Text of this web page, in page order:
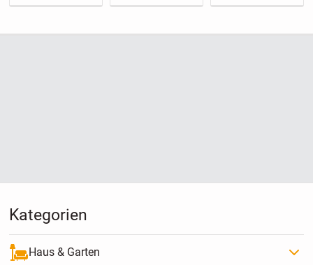
Kategorien
Haus & Garten